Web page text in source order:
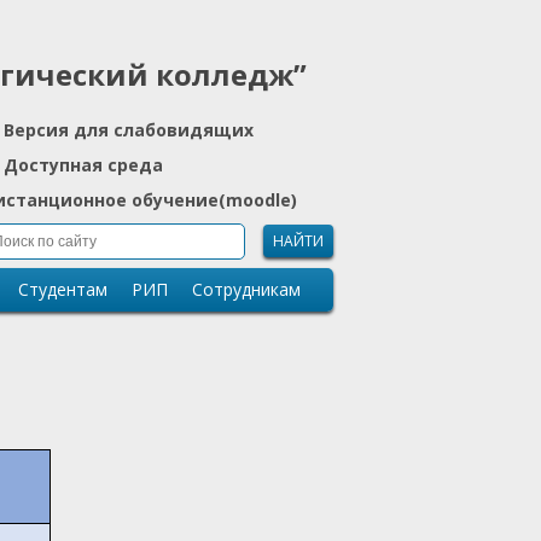
колледж”
Версия для слабовидящих
Доступная среда
обучение(moodle)
НАЙТИ
Студентам РИП Сотрудникам